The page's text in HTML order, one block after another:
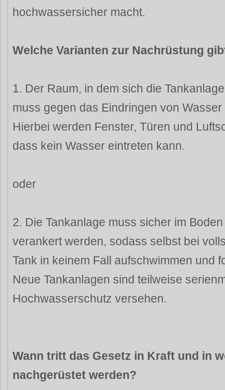
hochwassersicher macht.
Welche Varianten zur Nachrüstung
1. Der Raum, in dem sich die
muss gegen das Eindringen von
Hierbei werden Fenster, Türen und
dass kein Wasser eintreten kann.
oder
2. Die Tankanlage muss sicher im
verankert werden, sodass selbst bei
Tank in keinem Fall aufschwimmen und
Neue Tankanlagen sind teilweise
Hochwasserschutz versehen.
Wann tritt das Gesetz in Kraft und in
nachgerüstet werden?